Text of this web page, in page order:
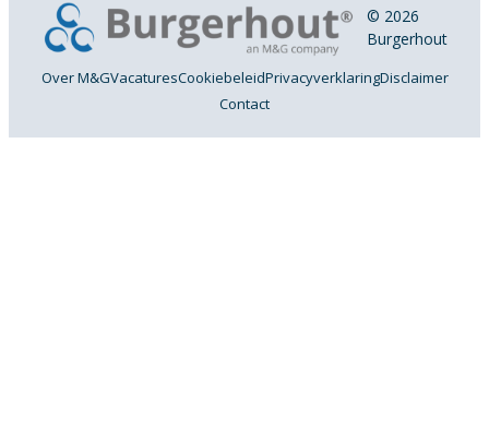
© 2026
Burgerhout
Over M&GVacaturesCookiebeleidPrivacyverklaringDisclaimer
Contact